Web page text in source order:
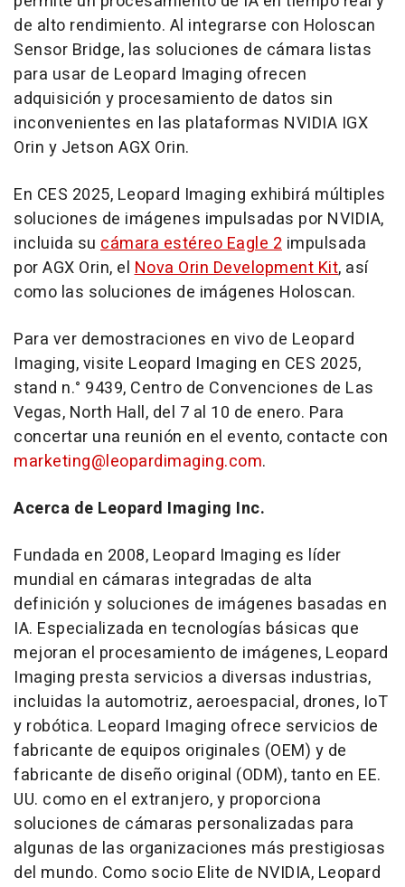
de alto rendimiento. Al integrarse con Holoscan
Sensor Bridge, las soluciones de cámara listas
para usar de Leopard Imaging ofrecen
adquisición y procesamiento de datos sin
inconvenientes en las plataformas NVIDIA IGX
Orin y Jetson AGX Orin.
En CES 2025, Leopard Imaging exhibirá múltiples
soluciones de imágenes impulsadas por NVIDIA,
incluida su cámara estéreo Eagle 2 impulsada
por AGX Orin, elNova Orin Development Kit, así
como las soluciones de imágenes Holoscan.
Para ver demostraciones en vivo de Leopard
Imaging, visite Leopard Imaging en CES 2025,
stand n.° 9439, Centro de Convenciones de Las
Vegas, North Hall, del 7 al 10 de enero. Para
concertar una reunión en el evento, contacte con
marketing@leopardimaging.com.
Acerca de Leopard Imaging Inc.
Fundada en 2008, Leopard Imaging es líder
mundial en cámaras integradas de alta
definición y soluciones de imágenes basadas en
IA. Especializada en tecnologías básicas que
mejoran el procesamiento de imágenes, Leopard
Imaging presta servicios a diversas industrias,
incluidas la automotriz, aeroespacial, drones, IoT
y robótica. Leopard Imaging ofrece servicios de
fabricante de equipos originales (OEM) y de
fabricante de diseño original (ODM), tanto en EE.
UU. como en el extranjero, y proporciona
soluciones de cámaras personalizadas para
algunas de las organizaciones más prestigiosas
del mundo. Como socio Elite de NVIDIA, Leopard